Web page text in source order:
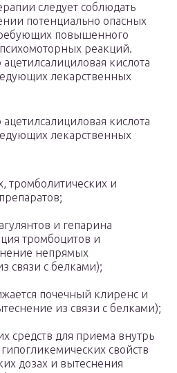
следует соблюдать
потенциально опасных
повышенного
реакций.
ацетилсалициловая кислота
лекарственных
ацетилсалициловая кислота
лекарственных
тромболитических и
и гепарина
тромбоцитов и
непрямых
связи с белками);
почечный клиренс и
из связи с белками);
средств для приема внутрь
свойств
дозах и вытеснения